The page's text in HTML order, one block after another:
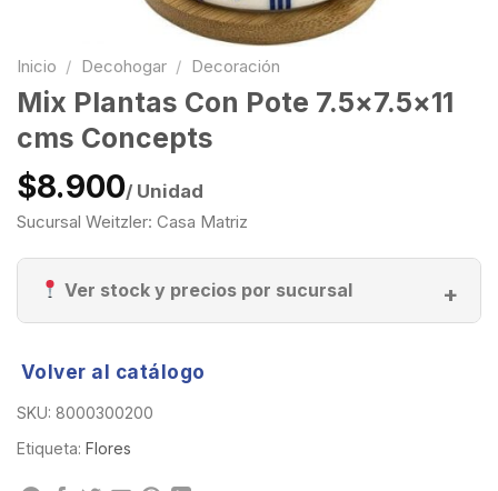
Inicio / Decohogar / Decoración
Mix Plantas Con Pote 7.5×7.5×11
cms Concepts
$8.900/ Unidad
Sucursal Weitzler: Casa Matriz
Ver stock y precios por sucursal
Volver al catálogo
SKU: 8000300200
Etiqueta: Flores